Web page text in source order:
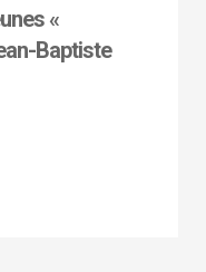
«
Baptiste